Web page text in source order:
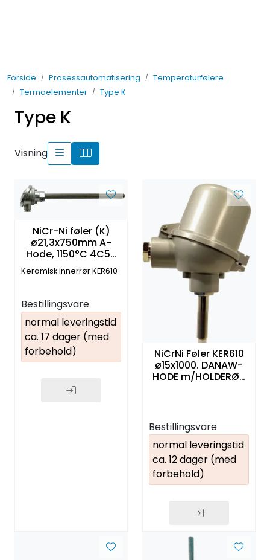
Forside Prosessautomatisering
Temperaturfølere
Termoelementer
Type K
Type K
Visning
NiCr-Ni føler (K)
ø21,3x750mm A-
Hode, 1150°C 4C54
Høyildfast RS
Keramisk innerrør KER610
Bestillingsvare
normal leveringstid
ca. 17 dager (med
forbehold)
NiCrNi Føler KER610
ø15x1000. DANAW-
HODE m/HOLDERØR
Bestillingsvare
normal leveringstid
ca. 12 dager (med
forbehold)
Fabrikkautomatisering
Prosessautomatisering
Kontakt oss
Nytt og Nyttig
Bærekraft